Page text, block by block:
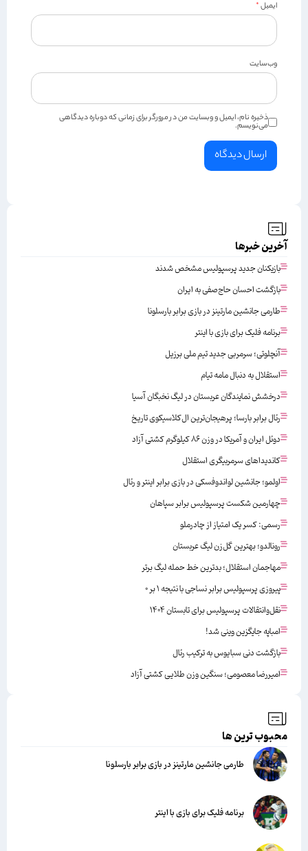
ایمیل*
وب‌سایت
ذخیره نام، ایمیل و وبسایت من در مرورگر برای زمانی که دوباره دیدگاهی
می‌نویسم.
آخرین خبرها
بازیکنان جدید پرسپولیس مشخص شدند
بازگشت احسان حاج‌صفی به ایران
طارمی جانشین مارتینز در بازی برابر بارسلونا
برنامه فلیک برای بازی با اینتر
آنچلوتی؛ سرمربی جدید تیم ملی برزیل
استقلال به دنبال مامه تیام
درخشش نمایندگان عربستان در لیگ نخبگان آسیا
رئال برابر بارسا؛ پرهیجان‌‌ترین ال‌کلاسیکوی تاریخ
دوئل ایران و آمریکا در وزن ۸۶ کیلوگرم کشتی آزاد
کاندیداهای سرمربیگری استقلال
اولمو؛ جانشین لواندوفسکی در بازی برابر اینتر و رئال
چهارمین شکست پرسپولیس برابر سپاهان
رسمی: کسر یک امتیاز از چادرملو
رونالدو؛ بهترین گل‌زن لیگ عربستان
مهاجمان استقلال؛ بدترین خط حمله لیگ برتر
پیروزی پرسپولیس برابر نساجی با نتیجه ۱ بر ۰
نقل‌وانتقالات پرسپولیس برای تابستان ۱۴۰۴
امباپه جایگزین وینی شد!
بازگشت دنی سبایوس به ترکیب رئال
امیررضا معصومی؛ سنگین وزن طلایی کشتی آزاد
محبوب ترین ها
طارمی جانشین مارتینز در بازی برابر بارسلونا
برنامه فلیک برای بازی با اینتر